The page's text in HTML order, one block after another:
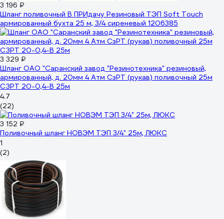
3 196 ₽
Шланг поливочный В ПРИдачу Резиновый ТЭП Soft Touch
армированный бухта 25 м, 3/4 сиреневый 1206385
3 329 ₽
Шланг ОАО "Саранский завод "Резинотехника" резиновый,
армированный, д. 20мм 4 Атм СзРТ (рукав) поливочный 25м
СЗРТ 20-0,4-В 25м
4.7
(22)
3 152 ₽
Поливочный шланг НОВЭМ ТЭП 3/4" 25м, ЛЮКС
1
(2)